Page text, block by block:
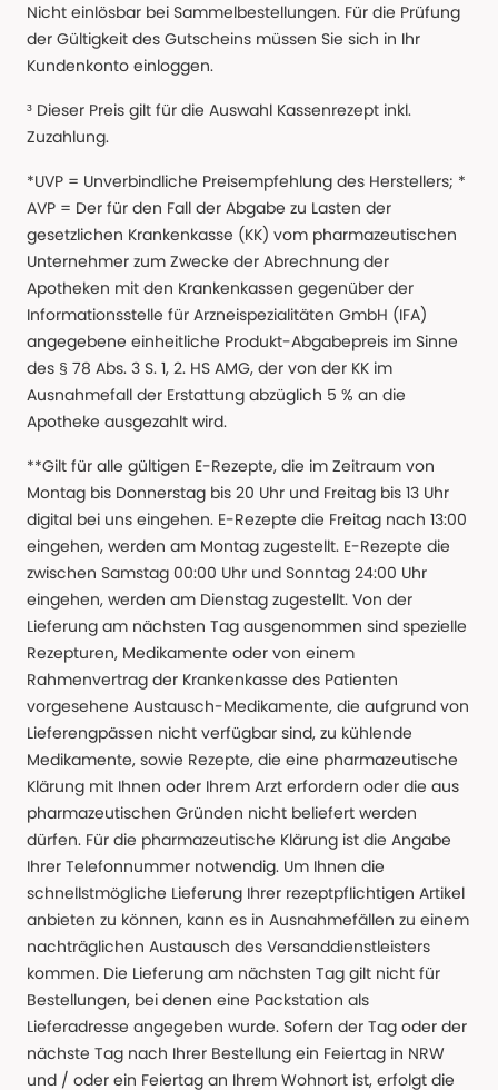
Nicht einlösbar bei Sammelbestellungen. Für die Prüfung
der Gültigkeit des Gutscheins müssen Sie sich in Ihr
Kundenkonto einloggen.
³ Dieser Preis gilt für die Auswahl Kassenrezept inkl.
Zuzahlung.
*UVP = Unverbindliche Preisempfehlung des Herstellers; *
AVP = Der für den Fall der Abgabe zu Lasten der
gesetzlichen Krankenkasse (KK) vom pharmazeutischen
Unternehmer zum Zwecke der Abrechnung der
Apotheken mit den Krankenkassen gegenüber der
Informationsstelle für Arzneispezialitäten GmbH (IFA)
angegebene einheitliche Produkt-Abgabepreis im Sinne
des § 78 Abs. 3 S. 1, 2. HS AMG, der von der KK im
Ausnahmefall der Erstattung abzüglich 5 % an die
Apotheke ausgezahlt wird.
**Gilt für alle gültigen E-Rezepte, die im Zeitraum von
Montag bis Donnerstag bis 20 Uhr und Freitag bis 13 Uhr
digital bei uns eingehen. E-Rezepte die Freitag nach 13:00
eingehen, werden am Montag zugestellt. E-Rezepte die
zwischen Samstag 00:00 Uhr und Sonntag 24:00 Uhr
eingehen, werden am Dienstag zugestellt. Von der
Lieferung am nächsten Tag ausgenommen sind spezielle
Rezepturen, Medikamente oder von einem
Rahmenvertrag der Krankenkasse des Patienten
vorgesehene Austausch-Medikamente, die aufgrund von
Lieferengpässen nicht verfügbar sind, zu kühlende
Medikamente, sowie Rezepte, die eine pharmazeutische
Klärung mit Ihnen oder Ihrem Arzt erfordern oder die aus
pharmazeutischen Gründen nicht beliefert werden
dürfen. Für die pharmazeutische Klärung ist die Angabe
Ihrer Telefonnummer notwendig. Um Ihnen die
schnellstmögliche Lieferung Ihrer rezeptpflichtigen Artikel
anbieten zu können, kann es in Ausnahmefällen zu einem
nachträglichen Austausch des Versanddienstleisters
kommen. Die Lieferung am nächsten Tag gilt nicht für
Bestellungen, bei denen eine Packstation als
Lieferadresse angegeben wurde. Sofern der Tag oder der
nächste Tag nach Ihrer Bestellung ein Feiertag in NRW
und / oder ein Feiertag an Ihrem Wohnort ist, erfolgt die